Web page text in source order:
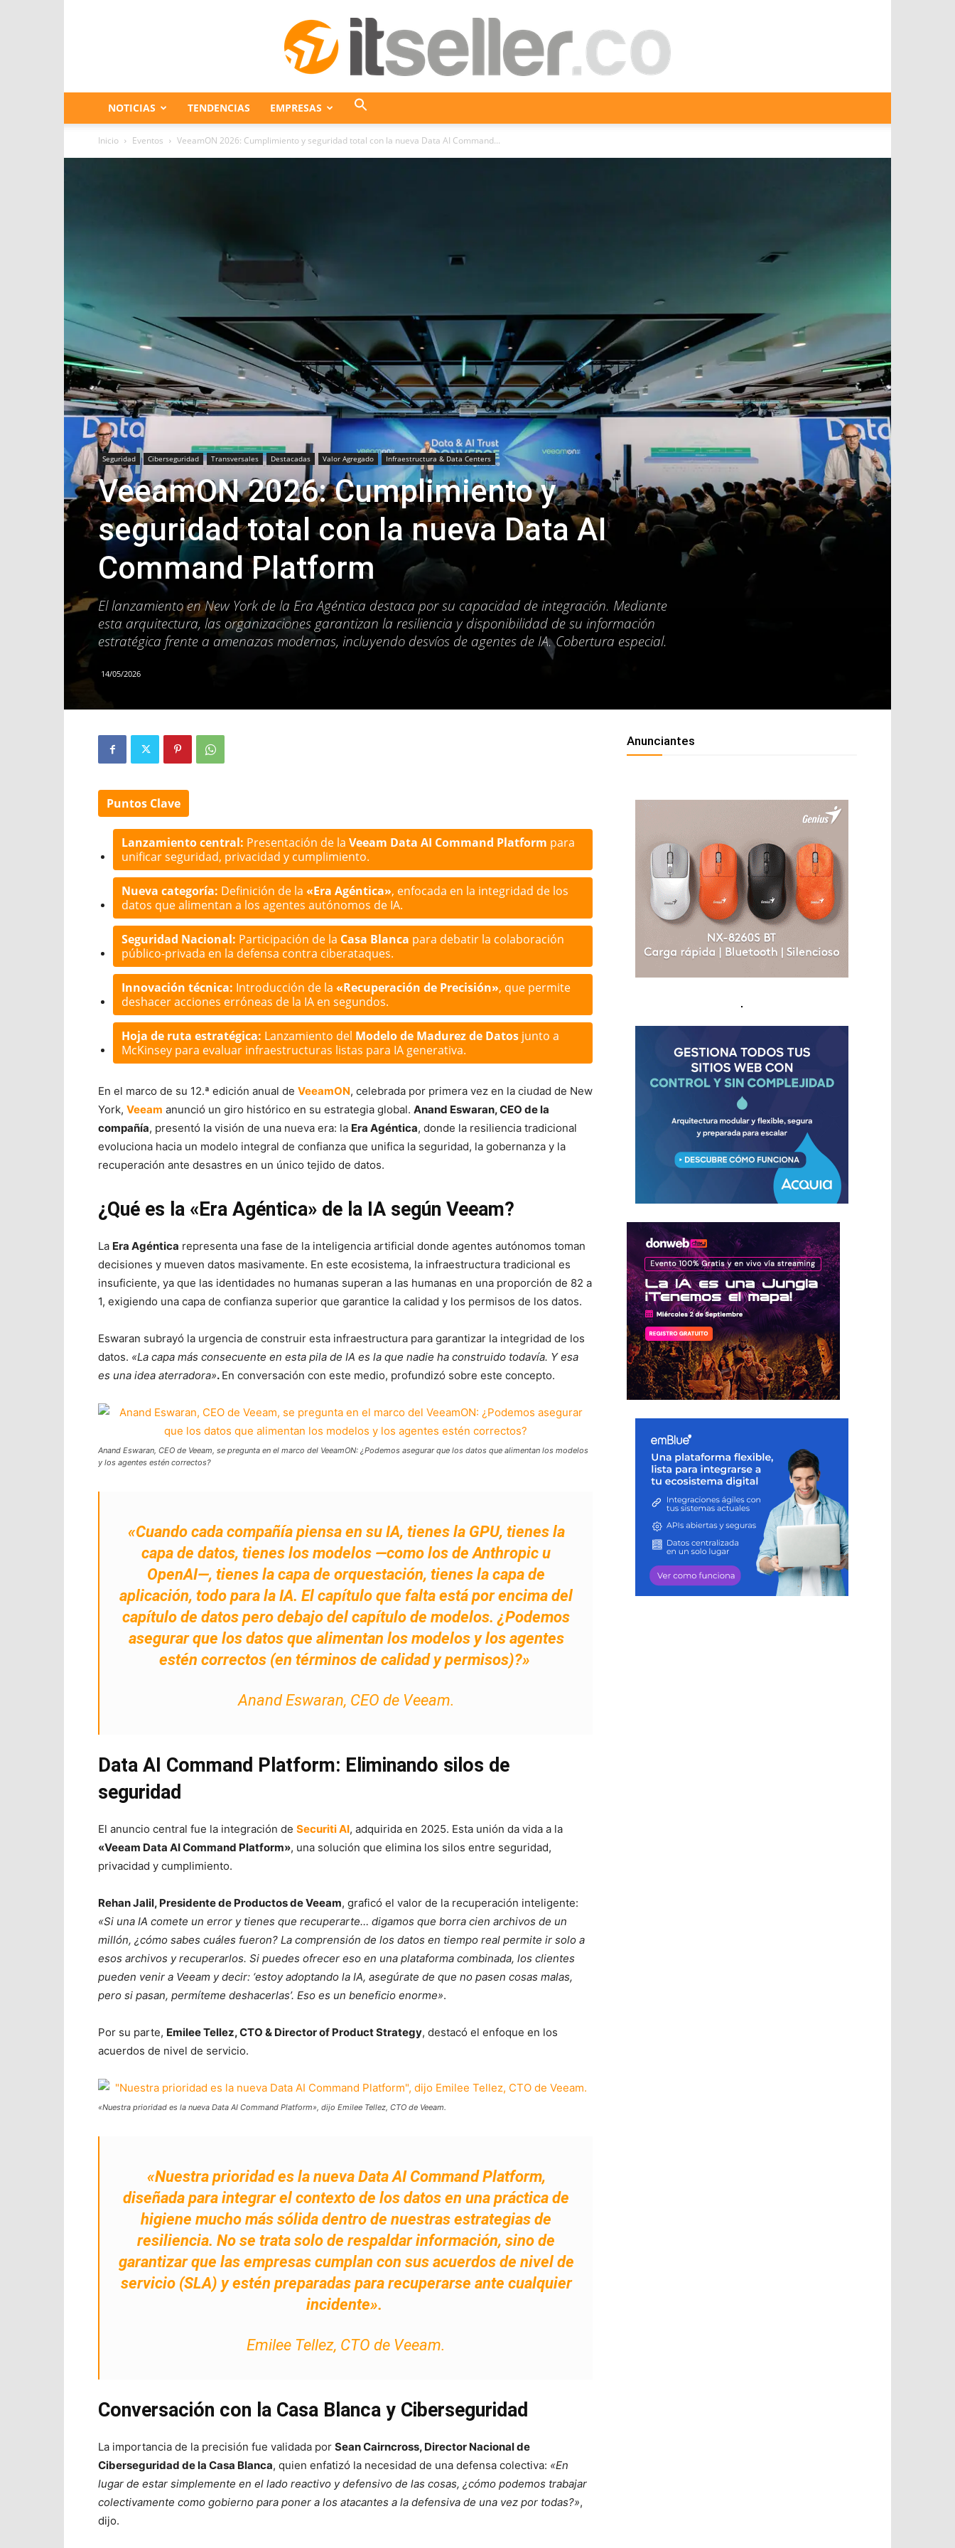
ITseller
NOTICIAS TENDENCIAS EMPRESAS
Inicio Eventos VeeamON 2026: Cumplimiento y seguridad total con la nueva Data AI Command...
Seguridad Ciberseguridad Transversales Destacadas Valor Agregado Infraestructura & Data Centers
VeeamON 2026: Cumplimiento y
seguridad total con la nueva Data AI
Command Platform
El lanzamiento en New York de la Era Agéntica destaca por su capacidad de integración. Mediante
esta arquitectura, las organizaciones garantizan la resiliencia y disponibilidad de su información
estratégica frente a amenazas modernas, incluyendo desvíos de agentes de IA. Cobertura especial.
14/05/2026
Puntos Clave
Lanzamiento central: Presentación de la Veeam Data AI Command Platform para
unificar seguridad, privacidad y cumplimiento.
Nueva categoría: Definición de la «Era Agéntica», enfocada en la integridad de los
datos que alimentan a los agentes autónomos de IA.
Seguridad Nacional: Participación de la Casa Blanca para debatir la colaboración
público-privada en la defensa contra ciberataques.
Innovación técnica: Introducción de la «Recuperación de Precisión», que permite
deshacer acciones erróneas de la IA en segundos.
Hoja de ruta estratégica: Lanzamiento del Modelo de Madurez de Datos junto a
McKinsey para evaluar infraestructuras listas para IA generativa.
En el marco de su 12.ª edición anual de VeeamON, celebrada por primera vez en la ciudad de New
York, Veeam anunció un giro histórico en su estrategia global. Anand Eswaran, CEO de la
compañía, presentó la visión de una nueva era: la Era Agéntica, donde la resiliencia tradicional
evoluciona hacia un modelo integral de confianza que unifica la seguridad, la gobernanza y la
recuperación ante desastres en un único tejido de datos.
¿Qué es la «Era Agéntica» de la IA según Veeam?
La Era Agéntica representa una fase de la inteligencia artificial donde agentes autónomos toman
decisiones y mueven datos masivamente. En este ecosistema, la infraestructura tradicional es
insuficiente, ya que las identidades no humanas superan a las humanas en una proporción de 82 a
1, exigiendo una capa de confianza superior que garantice la calidad y los permisos de los datos.
Eswaran subrayó la urgencia de construir esta infraestructura para garantizar la integridad de los
datos. «La capa más consecuente en esta pila de IA es la que nadie ha construido todavía. Y esa
es una idea aterradora». En conversación con este medio, profundizó sobre este concepto.
Anand Eswaran, CEO de Veeam, se pregunta en el marco del VeeamON: ¿Podemos asegurar que los datos que alimentan los modelos
y los agentes estén correctos?
«Cuando cada compañía piensa en su IA, tienes la GPU, tienes la
capa de datos, tienes los modelos —como los de Anthropic u
OpenAI—, tienes la capa de orquestación, tienes la capa de
aplicación, todo para la IA. El capítulo que falta está por encima del
capítulo de datos pero debajo del capítulo de modelos. ¿Podemos
asegurar que los datos que alimentan los modelos y los agentes
estén correctos (en términos de calidad y permisos)?»
Anand Eswaran, CEO de Veeam.
Data AI Command Platform: Eliminando silos de
seguridad
El anuncio central fue la integración de Securiti AI, adquirida en 2025. Esta unión da vida a la
«Veeam Data AI Command Platform», una solución que elimina los silos entre seguridad,
privacidad y cumplimiento.
Rehan Jalil, Presidente de Productos de Veeam, graficó el valor de la recuperación inteligente:
«Si una IA comete un error y tienes que recuperarte… digamos que borra cien archivos de un
millón, ¿cómo sabes cuáles fueron? La comprensión de los datos en tiempo real permite ir solo a
esos archivos y recuperarlos. Si puedes ofrecer eso en una plataforma combinada, los clientes
pueden venir a Veeam y decir: ‘estoy adoptando la IA, asegúrate de que no pasen cosas malas,
pero si pasan, permíteme deshacerlas’. Eso es un beneficio enorme».
Por su parte, Emilee Tellez, CTO & Director of Product Strategy, destacó el enfoque en los
acuerdos de nivel de servicio.
«Nuestra prioridad es la nueva Data AI Command Platform», dijo Emilee Tellez, CTO de Veeam.
«Nuestra prioridad es la nueva Data AI Command Platform,
diseñada para integrar el contexto de los datos en una práctica de
higiene mucho más sólida dentro de nuestras estrategias de
resiliencia. No se trata solo de respaldar información, sino de
garantizar que las empresas cumplan con sus acuerdos de nivel de
servicio (SLA) y estén preparadas para recuperarse ante cualquier
incidente».
Emilee Tellez, CTO de Veeam.
Conversación con la Casa Blanca y Ciberseguridad
La importancia de la precisión fue validada por Sean Cairncross, Director Nacional de
Ciberseguridad de la Casa Blanca, quien enfatizó la necesidad de una defensa colectiva: «En
lugar de estar simplemente en el lado reactivo y defensivo de las cosas, ¿cómo podemos trabajar
colectivamente como gobierno para poner a los atacantes a la defensiva de una vez por todas?»,
dijo.
Anunciantes